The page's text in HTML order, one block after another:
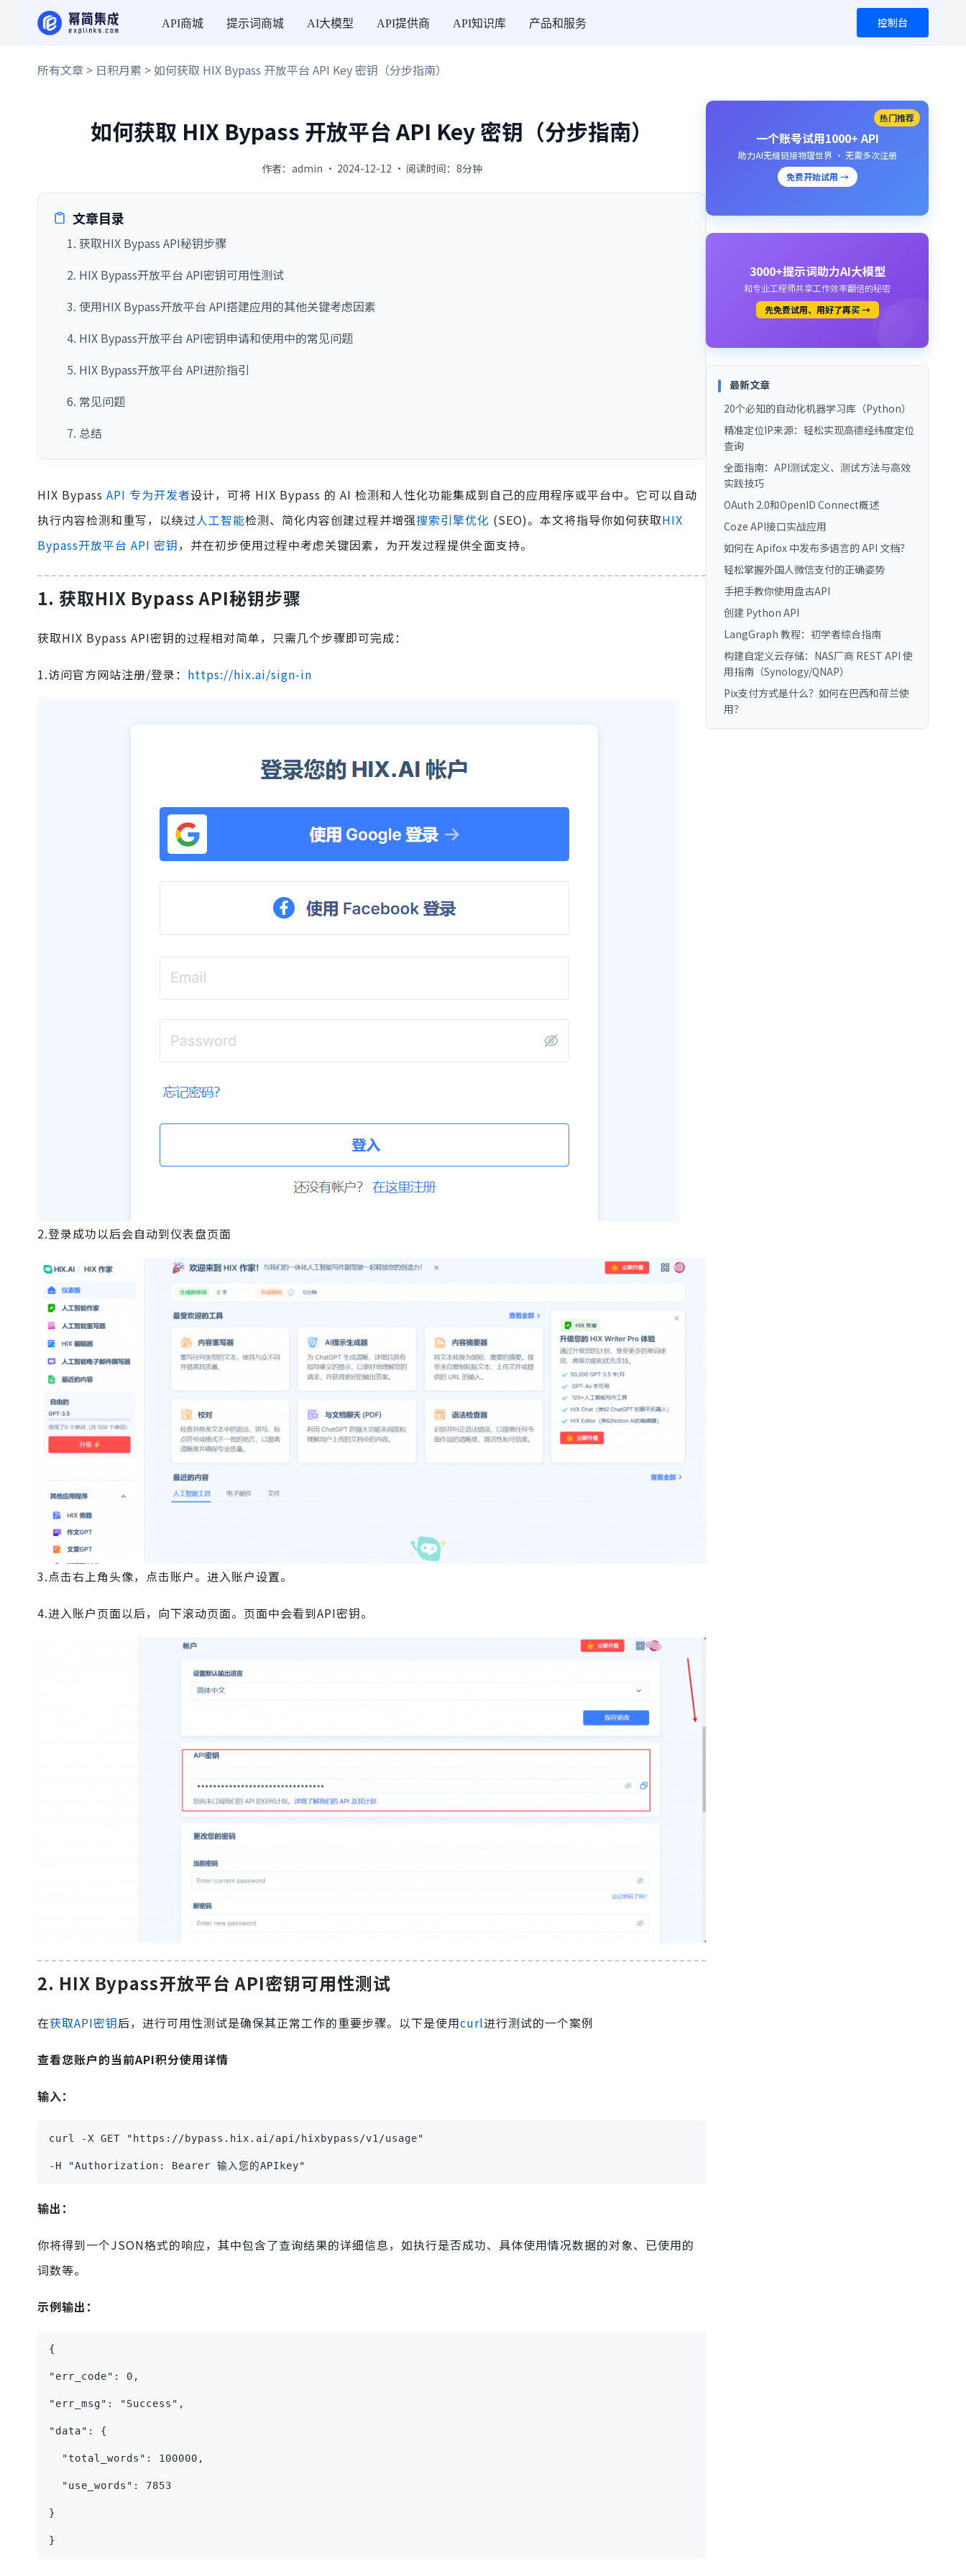
API商城 提示词商城 AI大模型 API提供商 API知识库 产品和服务 控制台
所有文章 > 日积月累 > 如何获取 HIX Bypass 开放平台 API Key 密钥（分步指南）
如何获取 HIX Bypass 开放平台 API Key 密钥（分步指南）
作者：admin · 2024-12-12 · 阅读时间：8分钟
文章目录
1. 获取HIX Bypass API秘钥步骤
2. HIX Bypass开放平台 API密钥可用性测试
3. 使用HIX Bypass开放平台 API搭建应用的其他关键考虑因素
4. HIX Bypass开放平台 API密钥申请和使用中的常见问题
5. HIX Bypass开放平台 API进阶指引
6. 常见问题
7. 总结
HIX Bypass API 专为开发者设计，可将 HIX Bypass 的 AI 检测和人性化功能集成到自己的应用程序或平台中。它可以自动
执行内容检测和重写，以绕过人工智能检测、简化内容创建过程并增强搜索引擎优化 (SEO)。本文将指导你如何获取HIX
Bypass开放平台 API 密钥，并在初步使用过程中考虑关键因素，为开发过程提供全面支持。
1. 获取HIX Bypass API秘钥步骤
获取HIX Bypass API密钥的过程相对简单，只需几个步骤即可完成：
1.访问官方网站注册/登录： https://hix.ai/sign-in
2.登录成功以后会自动到仪表盘页面
3.点击右上角头像，点击账户。进入账户设置。
4.进入账户页面以后，向下滚动页面。页面中会看到API密钥。
2. HIX Bypass开放平台 API密钥可用性测试
在获取API密钥后，进行可用性测试是确保其正常工作的重要步骤。以下是使用curl进行测试的一个案例
查看您账户的当前API积分使用详情
输入：
curl -X GET "https://bypass.hix.ai/api/hixbypass/v1/usage"
-H "Authorization: Bearer 输入您的APIkey"
输出：
你将得到一个JSON格式的响应，其中包含了查询结果的详细信息，如执行是否成功、具体使用情况数据的对象、已使用的
词数等。
示例输出：
{
"err_code": 0,
"err_msg": "Success",
"data": {
"total_words": 100000,
"use_words": 7853
}
}
热门推荐
一个账号试用1000+ API
助力AI无缝链接物理世界 · 无需多次注册
免费开始试用 →
3000+提示词助力AI大模型
和专业工程师共享工作效率翻倍的秘密
先免费试用、用好了再买 →
最新文章
20个必知的自动化机器学习库（Python）
精准定位IP来源：轻松实现高德经纬度定位
查询
全面指南：API测试定义、测试方法与高效
实践技巧
OAuth 2.0和OpenID Connect概述
Coze API接口实战应用
如何在 Apifox 中发布多语言的 API 文档？
轻松掌握外国人微信支付的正确姿势
手把手教你使用盘古API
创建 Python API
LangGraph 教程：初学者综合指南
构建自定义云存储：NAS厂商 REST API 使
用指南（Synology/QNAP）
Pix支付方式是什么？如何在巴西和荷兰使
用？